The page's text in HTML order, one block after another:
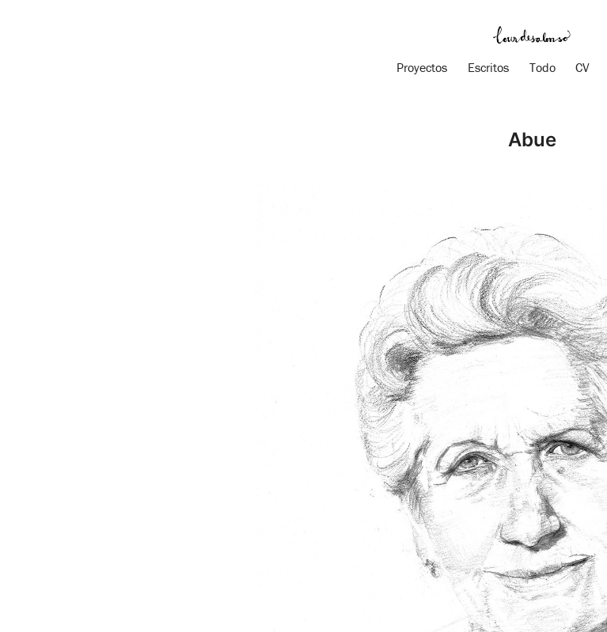
Proyectos Escritos Todo CV
Abue